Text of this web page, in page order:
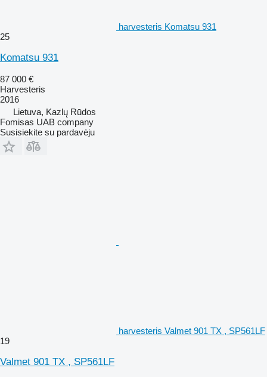
harvesteris Komatsu 931
25
Komatsu 931
87 000 €
Harvesteris
2016
Lietuva, Kazlų Rūdos
Fomisas UAB company
Susisiekite su pardavėju
harvesteris Valmet 901 TX , SP561LF
19
Valmet 901 TX , SP561LF